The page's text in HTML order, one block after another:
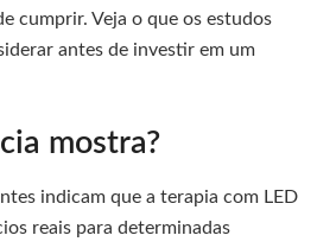
cumprir. Veja o que os estudos
antes de investir em um
mostra?
indicam que a terapia com LED
reais para determinadas